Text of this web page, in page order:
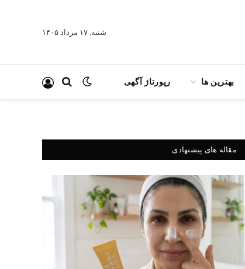
شنبه, ۱۷ مرداد ۱۴۰۵
بهترین ها رپورتاژ آگهی
مقاله های پیشنهادی